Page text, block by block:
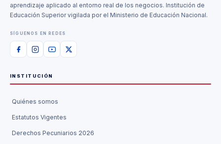
aprendizaje aplicado al entorno real de los negocios. Institución de
Educación Superior vigilada por el Ministerio de Educación Nacional.
SÍGUENOS EN REDES
INSTITUCIÓN
Quiénes somos
Estatutos Vigentes
Derechos Pecuniarios 2026